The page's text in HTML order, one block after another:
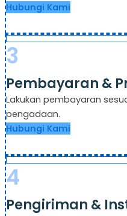
Hubungi Kami
3
Pembayaran &
Lakukan pembayaran
pengadaan.
Hubungi Kami
4
Pengiriman &